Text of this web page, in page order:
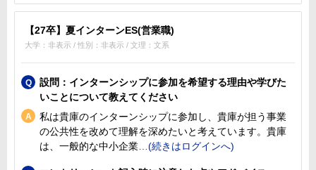
【27卒】夏インターンES(営業職)
大学：非表示 / 性別：非表示 / 文理：文系
設問：インターンシップに参加を希望する理由や学びた
いことについて教えてください
私は貴庫のインターンシップに参加し、貴庫が担う事業
の公共性を改めて理解を深めたいと考えています。貴庫
は、一般的な中小企業